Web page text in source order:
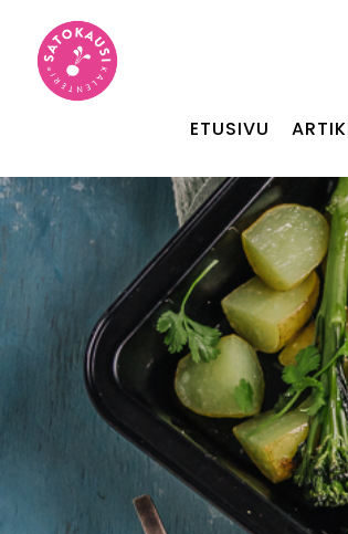
ETUSIVU